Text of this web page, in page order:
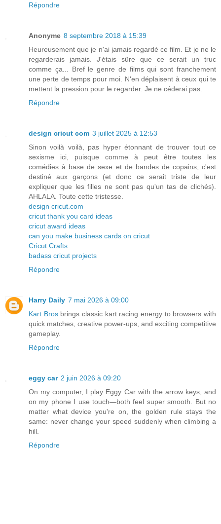
Répondre
Anonyme 8 septembre 2018 à 15:39
Heureusement que je n'ai jamais regardé ce film. Et je ne le
regarderais jamais. J'étais sûre que ce serait un truc
comme ça... Bref le genre de films qui sont franchement
une perte de temps pour moi. N'en déplaisent à ceux qui te
mettent la pression pour le regarder. Je ne céderai pas.
Répondre
design cricut com 3 juillet 2025 à 12:53
Sinon voilà voilà, pas hyper étonnant de trouver tout ce
sexisme ici, puisque comme à peut être toutes les
comédies à base de sexe et de bandes de copains, c'est
destiné aux garçons (et donc ce serait triste de leur
expliquer que les filles ne sont pas qu'un tas de clichés).
AHLALA. Toute cette tristesse.
design cricut.com
cricut thank you card ideas
cricut award ideas
can you make business cards on cricut
Cricut Crafts
badass cricut projects
Répondre
Harry Daily 7 mai 2026 à 09:00
Kart Brosbrings classic kart racing energy to browsers with
quick matches, creative power-ups, and exciting competitive
gameplay.
Répondre
eggy car 2 juin 2026 à 09:20
On my computer, I play Eggy Car with the arrow keys, and
on my phone I use touch—both feel super smooth. But no
matter what device you're on, the golden rule stays the
same: never change your speed suddenly when climbing a
hill.
Répondre